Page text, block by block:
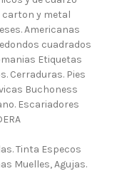
carton y metal
Americanas
cuadrados
Etiquetas
Cerraduras. Pies
Buchoness
Escariadores
Tinta Especos
Muelles, Agujas.